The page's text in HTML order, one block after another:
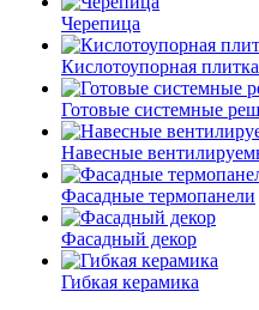
Черепица
Кислотоупорная
Готовые системные
Навесные
Фасадные термопанели
Фасадный декор
Гибкая керамика